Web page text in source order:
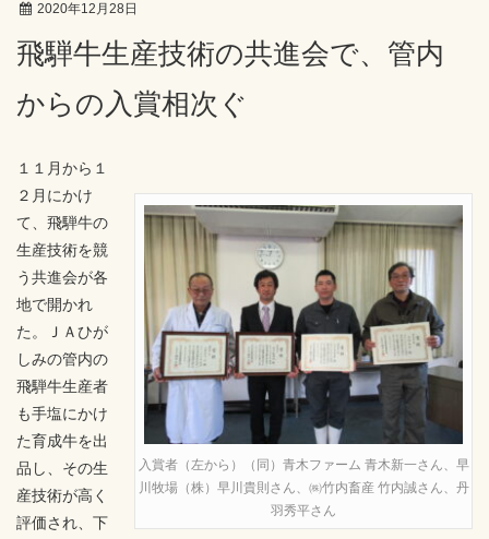
2020年12月28日
飛騨牛生産技術の共進会で、管内
からの入賞相次ぐ
入賞者（左から）（同）青木ファーム 青木新一さん、早
川牧場（株）早川貴則さん、㈱竹内畜産 竹内誠さん、丹
羽秀平さん
１１月から１
２月にかけ
て、飛騨牛の
生産技術を競
う共進会が各
地で開かれ
た。ＪＡひが
しみの管内の
飛騨牛生産者
も手塩にかけ
た育成牛を出
品し、その生
産技術が高く
評価され、下